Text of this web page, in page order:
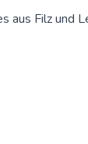
aus Filz und